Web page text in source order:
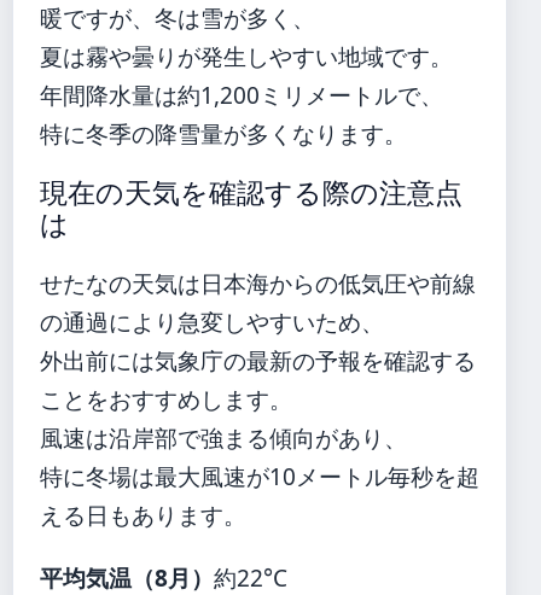
暖ですが、冬は雪が多く、
夏は霧や曇りが発生しやすい地域です。
年間降水量は約1,200ミリメートルで、
特に冬季の降雪量が多くなります。
現在の天気を確認する際の注意点
は
せたなの天気は日本海からの低気圧や前線
の通過により急変しやすいため、
外出前には気象庁の最新の予報を確認する
ことをおすすめします。
風速は沿岸部で強まる傾向があり、
特に冬場は最大風速が10メートル毎秒を超
える日もあります。
平均気温（8月） 約22°C